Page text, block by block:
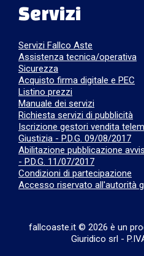
Servizi
Servizi Fallco Aste
Assistenza tecnica/operativa
Sicurezza
Acquisto firma digitale e PEC
Listino prezzi
Manuale dei servizi
Richiesta servizi di pubblicità
Iscrizione gestori vendita
Giustizia - P.D.G. 09/08/2017
Abilitazione pubblicazione
- P.D.G. 11/07/2017
Condizioni di partecipazione
Accesso riservato all'autorità
fallcoaste.it © 2026 è un
Giuridico srl -